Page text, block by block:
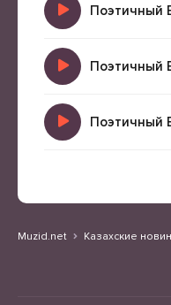
Поэтичный
Поэтичный
Поэтичный
Muzid.net Казахские